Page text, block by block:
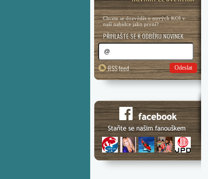
Chcete se dozvědět o nových KOI v
naší nabídce jako první?
PŘIHLAŠTE SE K ODBĚRU NOVINEK
RSS feed Odeslat